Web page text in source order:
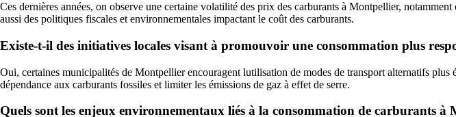
Ces dernières années, on observe une certaine volatilité des prix des carburants à Montpellier,
aussi des politiques fiscales et environnementales impactant le coût des carburants.
Existe-t-il des initiatives locales visant à promouvoir une consommation plus
Oui, certaines municipalités de Montpellier encouragent lutilisation de modes de transport alternatifs
dépendance aux carburants fossiles et limiter les émissions de gaz à effet de serre.
Quels sont les enjeux environnementaux liés à la consommation de carburants à